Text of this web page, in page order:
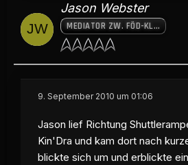
Jason Webster
MEDIATOR ZW. FÖD-KLING. BÜNDNIS
9. September 2010 um 01:06
Jason lief Richtung
Kin'Dra und kam dort nach
blickte sich um und erblickte